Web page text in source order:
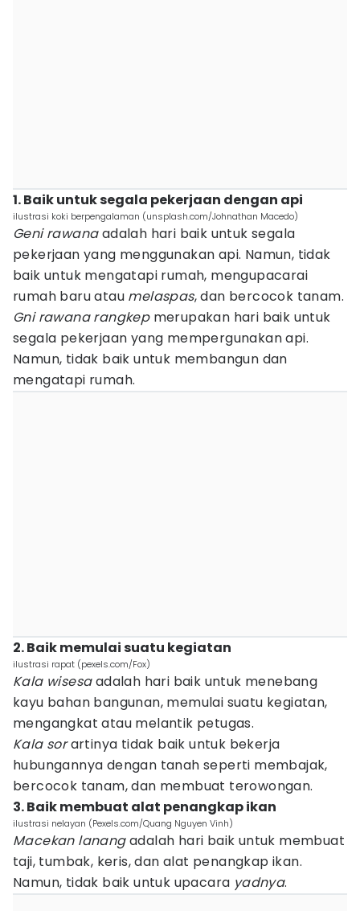
1. Baik untuk segala pekerjaan dengan api
ilustrasi koki berpengalaman (unsplash.com/Johnathan Macedo)
Geni rawanaadalah hari baik untuk segala
pekerjaan yang menggunakan api. Namun, tidak
baik untuk mengatapi rumah, mengupacarai
rumah baru atau melaspas, dan bercocok tanam.
Gni rawana rangkepmerupakan hari baik untuk
segala pekerjaan yang mempergunakan api.
Namun, tidak baik untuk membangun dan
mengatapi rumah.
2. Baik memulai suatu kegiatan
ilustrasi rapat (pexels.com/Fox)
Kala wisesaadalah hari baik untuk menebang
kayu bahan bangunan, memulai suatu kegiatan,
mengangkat atau melantik petugas.
Kala sorartinya tidak baik untuk bekerja
hubungannya dengan tanah seperti membajak,
bercocok tanam, dan membuat terowongan.
3. Baik membuat alat penangkap ikan
ilustrasi nelayan (Pexels.com/Quang Nguyen Vinh)
Macekan lanangadalah hari baik untuk membuat
taji, tumbak, keris, dan alat penangkap ikan.
Namun, tidak baik untuk upacara yadnya.